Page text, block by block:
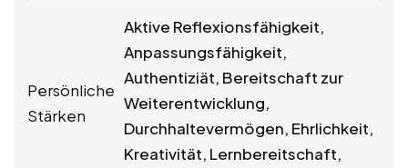
Persönliche
Stärken
Aktive Reflexionsfähigkeit,
Anpassungsfähigkeit,
Authentiziät, Bereitschaft zur
Weiterentwicklung,
Durchhaltevermögen, Ehrlichkeit,
Kreativität, Lernbereitschaft,